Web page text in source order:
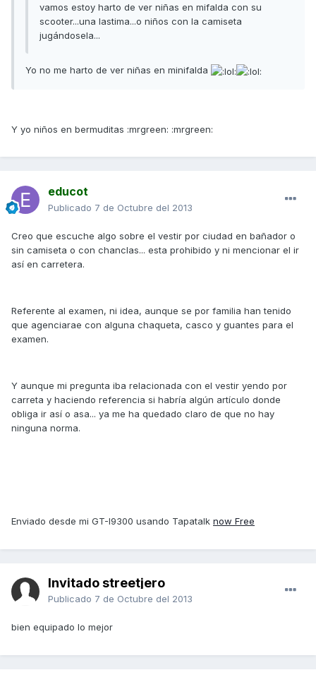
vamos estoy harto de ver niñas en mifalda con su
scooter...una lastima...o niños con la camiseta
jugándosela...
Yo no me harto de ver niñas en minifalda
Y yo niños en bermuditas :mrgreen: :mrgreen:
educot
Publicado 7 de Octubre del 2013
Creo que escuche algo sobre el vestir por ciudad en bañador o
sin camiseta o con chanclas... esta prohibido y ni mencionar el ir
así en carretera.
Referente al examen, ni idea, aunque se por familia han tenido
que agenciarae con alguna chaqueta, casco y guantes para el
examen.
Y aunque mi pregunta iba relacionada con el vestir yendo por
carreta y haciendo referencia si habría algún artículo donde
obliga ir así o asa... ya me ha quedado claro de que no hay
ninguna norma.
Enviado desde mi GT-I9300 usando Tapatalk now Free
Invitado streetjero
Publicado 7 de Octubre del 2013
bien equipado lo mejor